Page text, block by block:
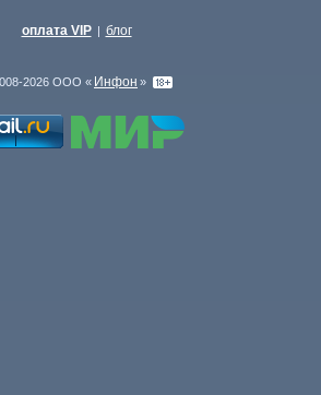
оплата VIP | блог
2026 ООО « Инфон »